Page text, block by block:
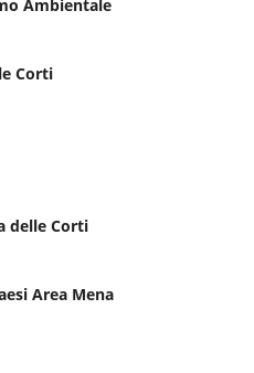
Ambientale
Corti
delle Corti
Area Mena